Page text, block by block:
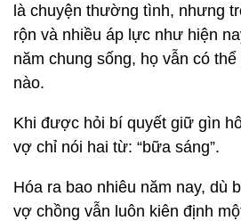
là chuyện thường tình, nhưng
rộn và nhiều áp lực như hiện
năm chung sống, họ vẫn có
nào.
Khi được hỏi bí quyết giữ gìn
vợ chỉ nói hai từ: “bữa sáng”.
Hóa ra bao nhiêu năm nay, dù
vợ chồng vẫn luôn kiên định